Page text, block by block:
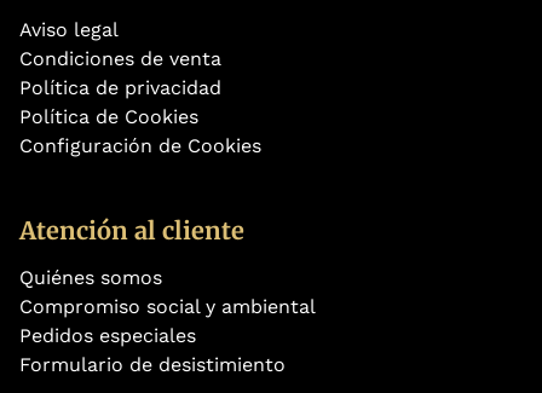
Aviso legal
Condiciones de venta
Política de privacidad
Política de Cookies
Configuración de Cookies
Atención al cliente
Quiénes somos
Compromiso social y ambiental
Pedidos especiales
Formulario de desistimiento